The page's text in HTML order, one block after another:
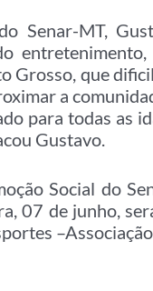
Senar-MT,
que
a
para todas as
Gustavo.
Social do
07 de junho,